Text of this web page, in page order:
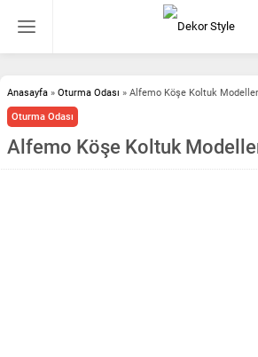
Anasayfa » Oturma Odası » Alfemo Köşe Koltuk
Oturma Odası
Alfemo Köşe Koltuk